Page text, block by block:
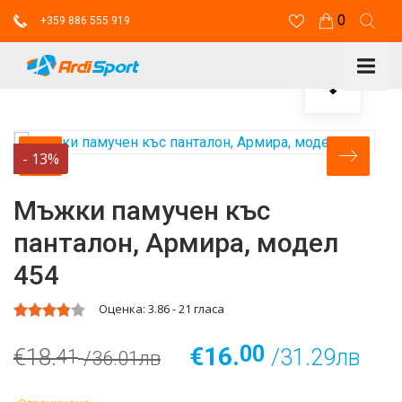
+359 886 555 919 0
- 13%
Мъжки памучен къс
панталон, Армира, модел
454
Оценка: 3.86-21 гласа
€18.41 /36.01лв €16.00 /31.29лв